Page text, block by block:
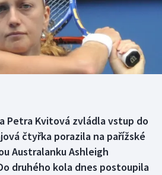
Petra Kvitová zvládla vstup do
čtyřka porazila na pařížské
Australanku Ashleigh
druhého kola dnes postoupila